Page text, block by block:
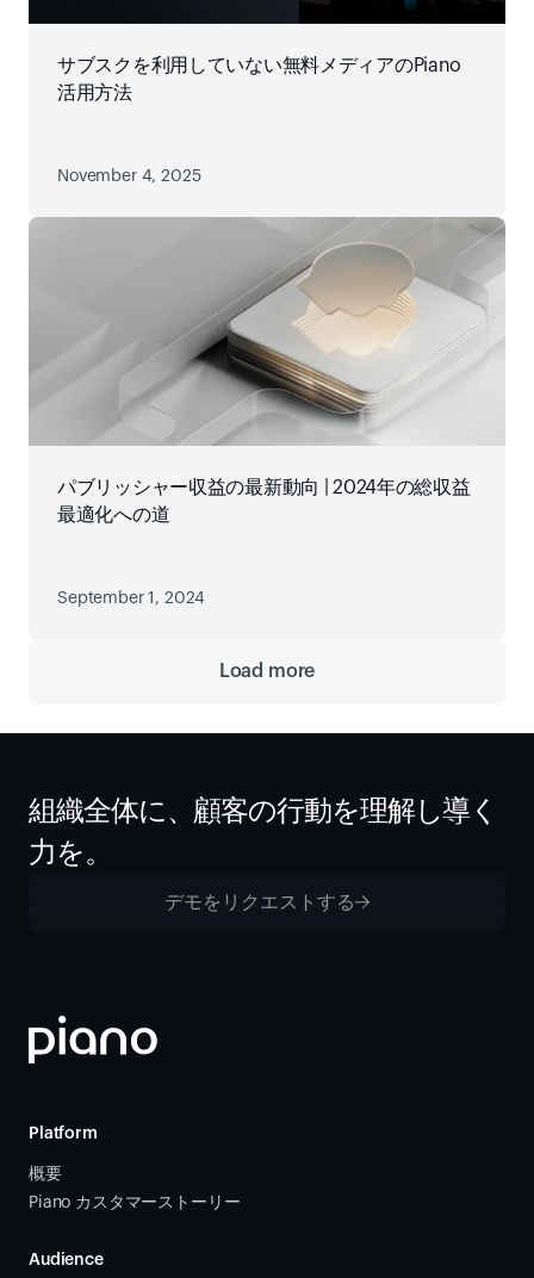
サブスクを利用していない無料メディアのPiano
活用方法
November 4, 2025
パブリッシャー収益の最新動向 | 2024年の総収益
最適化への道
September 1, 2024
Load more
組織全体に、顧客の行動を理解し導く
力を。
デモをリクエストする
Platform
概要
Piano カスタマーストーリー
Audience